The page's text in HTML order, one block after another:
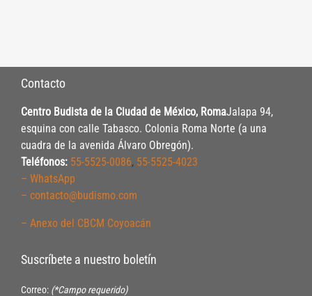
Contacto
Centro Budista de la Ciudad de México, RomaJalapa 94,
esquina con calle Tabasco. Colonia Roma Norte (a una
cuadra de la avenida Álvaro Obregón).
Teléfonos: 55-5525-0086, 55-5525-4023
– WhatsApp
– contacto@budismo.com
– Anexo del CBCM Coyoacán
Suscríbete a nuestro boletín
Correo: (*Campo requerido)